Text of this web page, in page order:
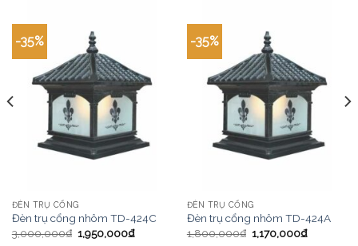
-35%
ĐÈN TRỤ CỔNG
Đèn trụ cổng nhôm TD-424C
3,000,000₫ 1,950,000₫
-35%
ĐÈN TRỤ CỔNG
Đèn trụ cổng nhôm TD-424A
1,800,000₫ 1,170,000₫